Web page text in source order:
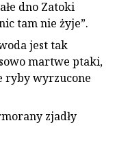
dno Zatoki
tam nie żyje”.
jest tak
martwe ptaki,
ryby wyrzucone
zjadły